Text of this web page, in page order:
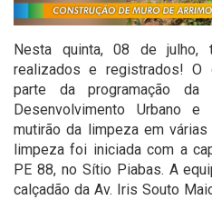
Nesta quinta, 08 de julho,
realizados e registrados! O
parte da programação
Desenvolvimento Urbano
mutirão da limpeza em
limpeza foi iniciada com a
PE 88, no Sítio Piabas. A
calçadão da Av. Iris Souto